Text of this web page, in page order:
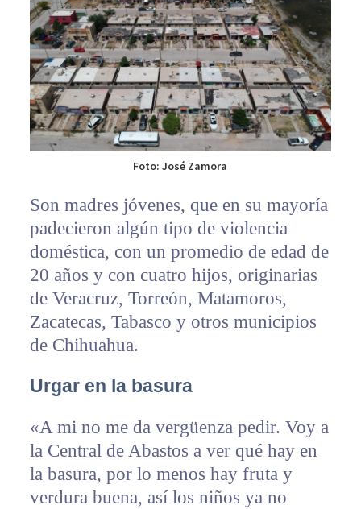
Foto: José Zamora
Son madres jóvenes, que en su mayoría
padecieron algún tipo de violencia
doméstica, con un promedio de edad de
20 años y con cuatro hijos, originarias
de Veracruz, Torreón, Matamoros,
Zacatecas, Tabasco y otros municipios
de Chihuahua.
Urgar en la basura
«A mi no me da vergüenza pedir. Voy a
la Central de Abastos a ver qué hay en
la basura, por lo menos hay fruta y
verdura buena, así los niños ya no